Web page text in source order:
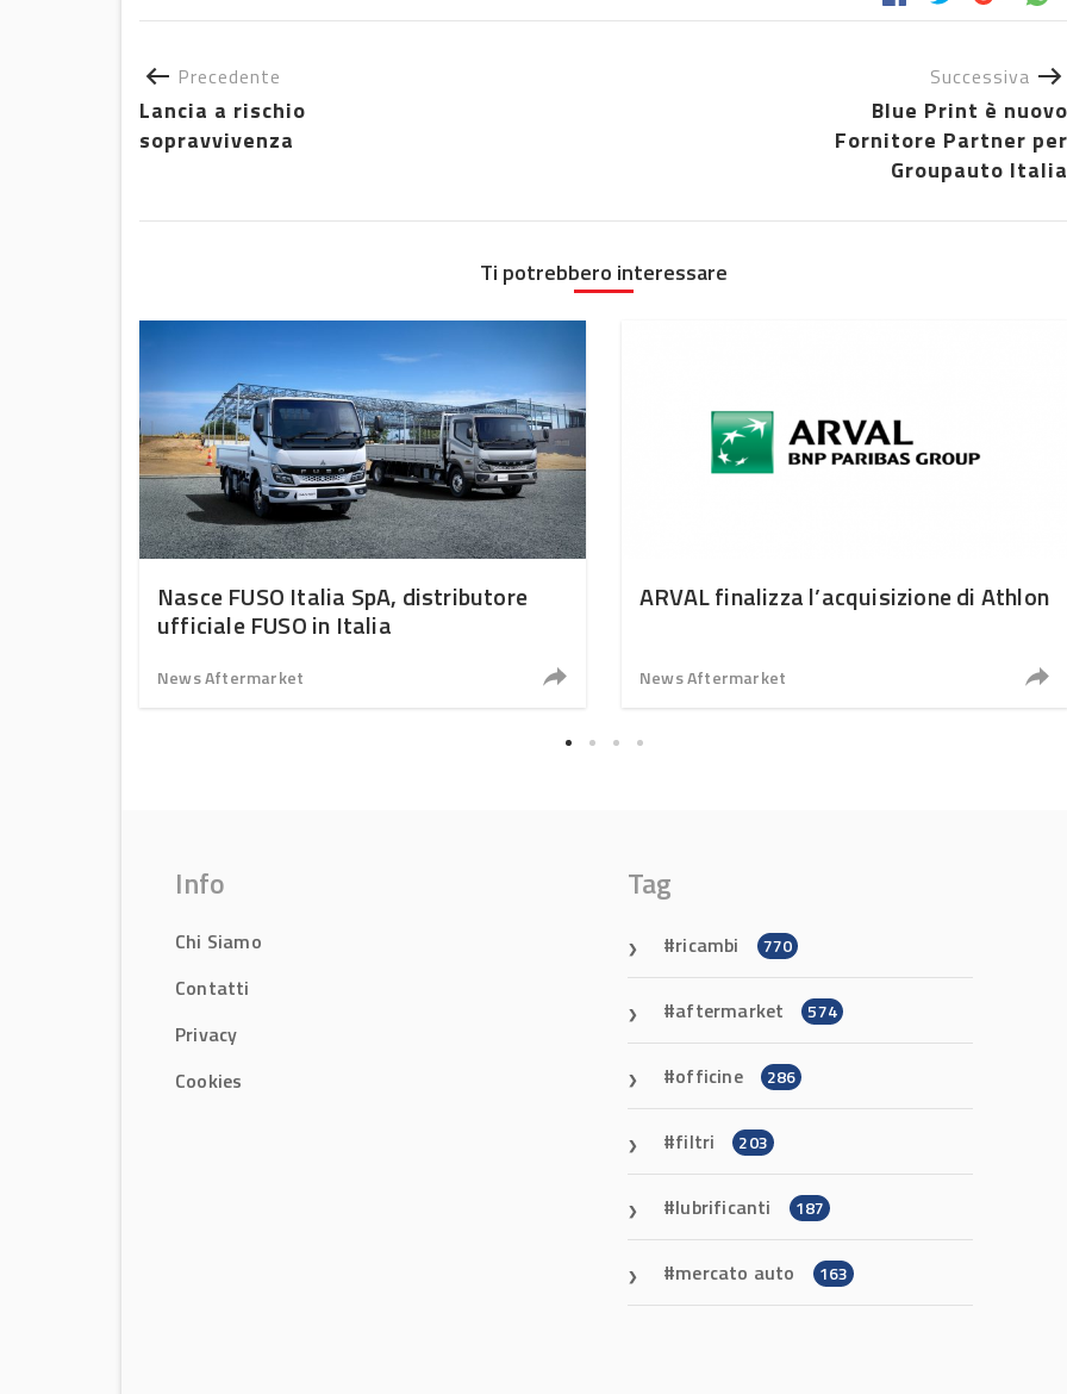
Precedente
Lancia a rischio
sopravvivenza
Successiva
Blue Print è nuovo
Fornitore Partner per
Groupauto Italia
Ti potrebbero interessare
Nasce FUSO Italia SpA, distributore
ufficiale FUSO in Italia
News Aftermarket
ARVAL finalizza l’acquisizione di Athlon
News Aftermarket
Info
Chi Siamo
Contatti
Privacy
Cookies
Tag
ricambi 770
aftermarket 574
officine 286
filtri 203
lubrificanti 187
mercato auto 163